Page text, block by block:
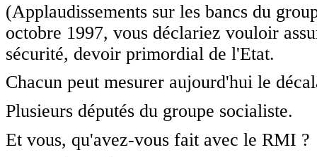
(Applaudissements sur les bancs du
octobre 1997, vous déclariez vouloir
sécurité, devoir primordial de l'Etat.
Chacun peut mesurer aujourd'hui le
Plusieurs députés du groupe socialiste.
Et vous, qu'avez-vous fait avec le RMI ?